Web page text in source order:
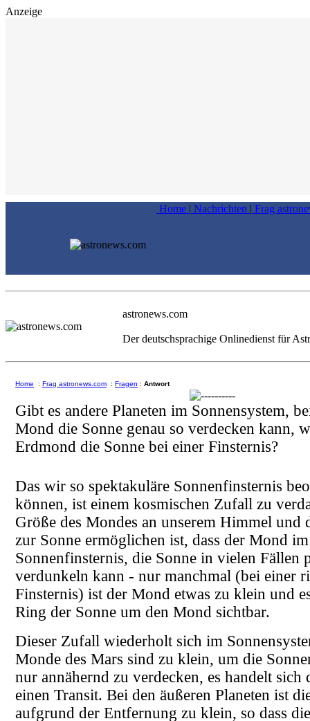
Anzeige
Home | Nachrichten | Frag
astronews.com
Der deutschsprachige Onlinedienst für
Home : Frag astronews.com : Fragen : Antwort
Gibt es andere Planeten im Sonnensystem,
Mond die Sonne genau so verdecken kann,
Erdmond die Sonne bei einer Finsternis?
Das wir so spektakuläre Sonnenfinsternis
können, ist einem kosmischen Zufall zu
Größe des Mondes an unserem Himmel und
zur Sonne ermöglichen ist, dass der Mond
Sonnenfinsternis, die Sonne in vielen Fällen
verdunkeln kann - nur manchmal (bei einer
Finsternis) ist der Mond etwas zu klein und
Ring der Sonne um den Mond sichtbar.
Dieser Zufall wiederholt sich im
Monde des Mars sind zu klein, um die
nur annähernd zu verdecken, es handelt sich
einen Transit. Bei den äußeren Planeten ist
aufgrund der Entfernung zu klein, so dass